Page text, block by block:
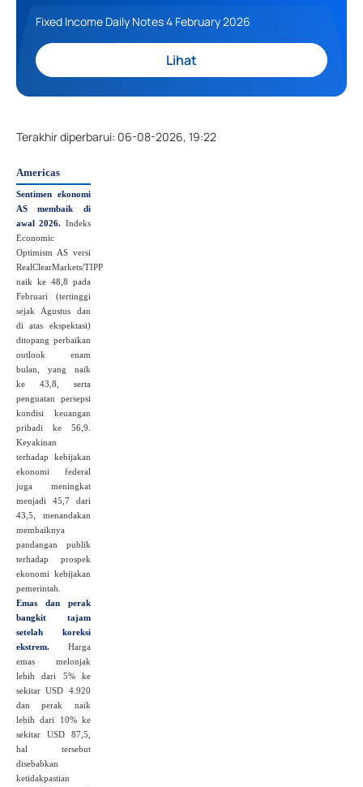
Fixed Income Daily Notes 4 February 2026
Lihat
Terakhir diperbarui: 06-08-2026, 19:22
Americas
Sentimen ekonomi
AS membaik di
awal 2026. Indeks
Economic
Optimism AS versi
RealClearMarkets/TIPP
naik ke 48,8 pada
Februari (tertinggi
sejak Agustus dan
di atas ekspektasi)
ditopang perbaikan
outlook enam
bulan, yang naik
ke 43,8, serta
penguatan persepsi
kondisi keuangan
pribadi ke 56,9.
Keyakinan
terhadap kebijakan
ekonomi federal
juga meningkat
menjadi 45,7 dari
43,5, menandakan
membaiknya
pandangan publik
terhadap prospek
ekonomi kebijakan
pemerintah.
Emas dan perak
bangkit tajam
setelah koreksi
ekstrem.
Harga
emas melonjak
lebih dari 5% ke
sekitar USD 4.920
dan perak naik
lebih dari 10% ke
sekitar USD 87,5,
hal tersebut
disebabkan
ketidakpastian